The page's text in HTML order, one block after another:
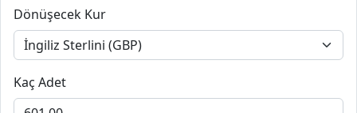
Dönüşecek Kur
Kaç Adet